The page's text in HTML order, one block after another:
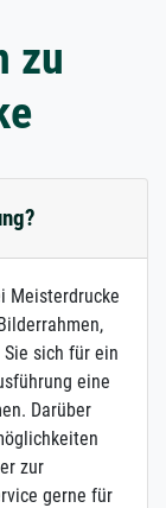
zu
Meisterdrucke
sich für ein
eine
Darüber
zur
gerne für